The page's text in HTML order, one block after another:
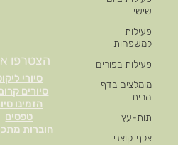
שישי
פעילות
למשפחות
פעילות בפורים
מומלצים בדף
הבית
תות-עץ
צלף קוצני
סיורי
סיורים
הזמינו
טפסים
חוברות
הצטרפו